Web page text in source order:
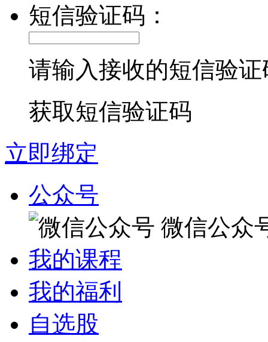
短信验证码：
请输入接收的短信验证
获取短信验证码
立即绑定
公众号
微信公众
我的课程
我的福利
自选股